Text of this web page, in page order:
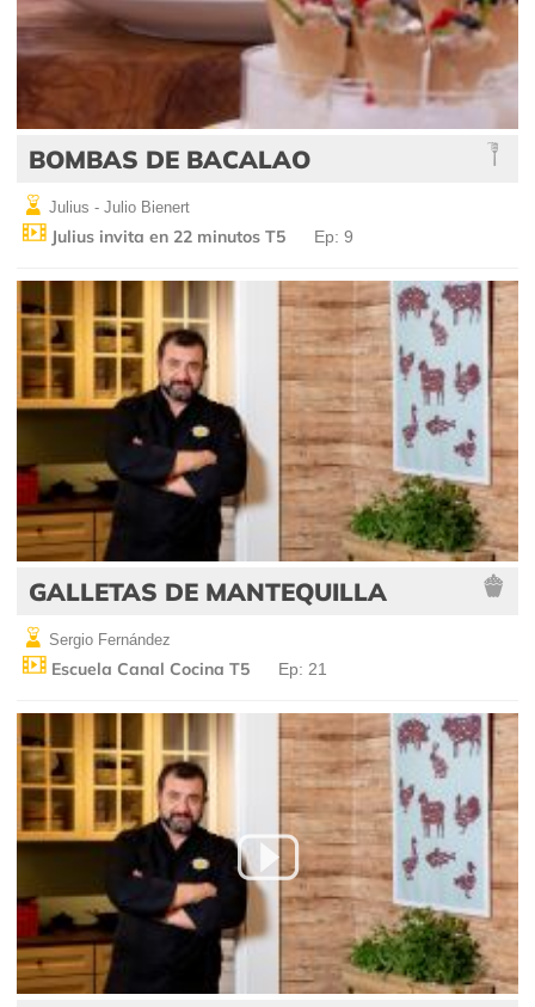
BOMBAS DE BACALAO
Julius - Julio Bienert
Julius invita en 22 minutos T5 Ep: 9
GALLETAS DE MANTEQUILLA
Sergio Fernández
Escuela Canal Cocina T5 Ep: 21